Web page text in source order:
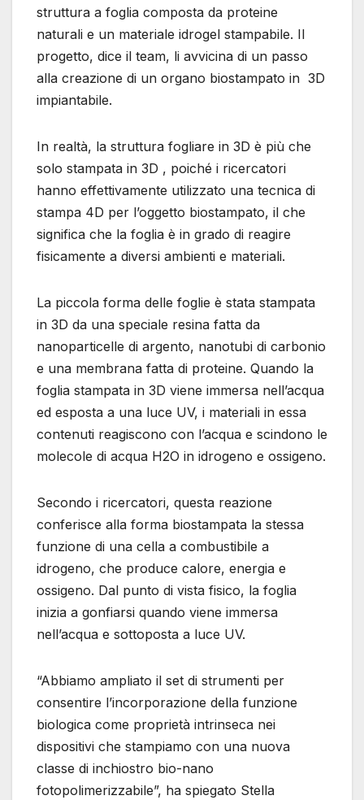
struttura a foglia composta da proteine ​​
naturali e un materiale idrogel stampabile. Il
progetto, dice il team, li avvicina di un passo
alla creazione di un organo biostampato in 3D
impiantabile.
In realtà, la struttura fogliare in 3D è più che
solo stampata in 3D , poiché i ricercatori
hanno effettivamente utilizzato una tecnica di
stampa 4D per l’oggetto biostampato, il che
significa che la foglia è in grado di reagire
fisicamente a diversi ambienti e materiali.
La piccola forma delle foglie è stata stampata
in 3D da una speciale resina fatta da
nanoparticelle di argento, nanotubi di carbonio
e una membrana fatta di proteine. Quando la
foglia stampata in 3D viene immersa nell’acqua
ed esposta a una luce UV, i materiali in essa
contenuti reagiscono con l’acqua e scindono le
molecole di acqua H2O in idrogeno e ossigeno.
Secondo i ricercatori, questa reazione
conferisce alla forma biostampata la stessa
funzione di una cella a combustibile a
idrogeno, che produce calore, energia e
ossigeno. Dal punto di vista fisico, la foglia
inizia a gonfiarsi quando viene immersa
nell’acqua e sottoposta a luce UV.
“Abbiamo ampliato il set di strumenti per
consentire l’incorporazione della funzione
biologica come proprietà intrinseca nei
dispositivi che stampiamo con una nuova
classe di inchiostro bio-nano
fotopolimerizzabile”, ha spiegato Stella